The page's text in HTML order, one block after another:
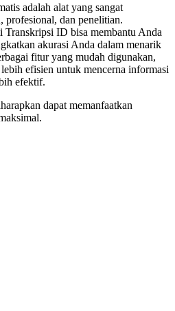
adalah alat yang sangat
profesional, dan penelitian.
Transkripsi ID bisa membantu Anda
akurasi Anda dalam menarik
fitur yang mudah digunakan,
efisien untuk mencerna informasi
efektif.
dapat memanfaatkan